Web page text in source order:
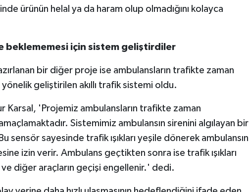
ürünün helal ya da haram olup olmadığını kolayca
beklememesi için sistem geliştirdiler
bir diğer proje ise ambulansların trafikte zaman
geliştirilen akıllı trafik sistemi oldu.
Karsal, 'Projemiz ambulansların trafikte zaman
Sistemimiz ambulansın sirenini algılayan bir
sensör sayesinde trafik ışıkları yeşile dönerek ambulansın
izin verir. Ambulans geçtikten sonra ise trafik ışıkları
ve diğer araçların geçişi engellenir.' dedi.